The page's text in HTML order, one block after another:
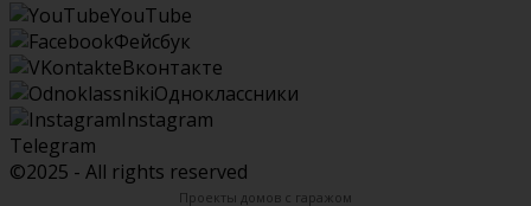
YouTube
Фейсбук
Вконтакте
Одноклассники
Instagram
Telegram
©2025 - All rights reserved
Проекты домов с гаражом